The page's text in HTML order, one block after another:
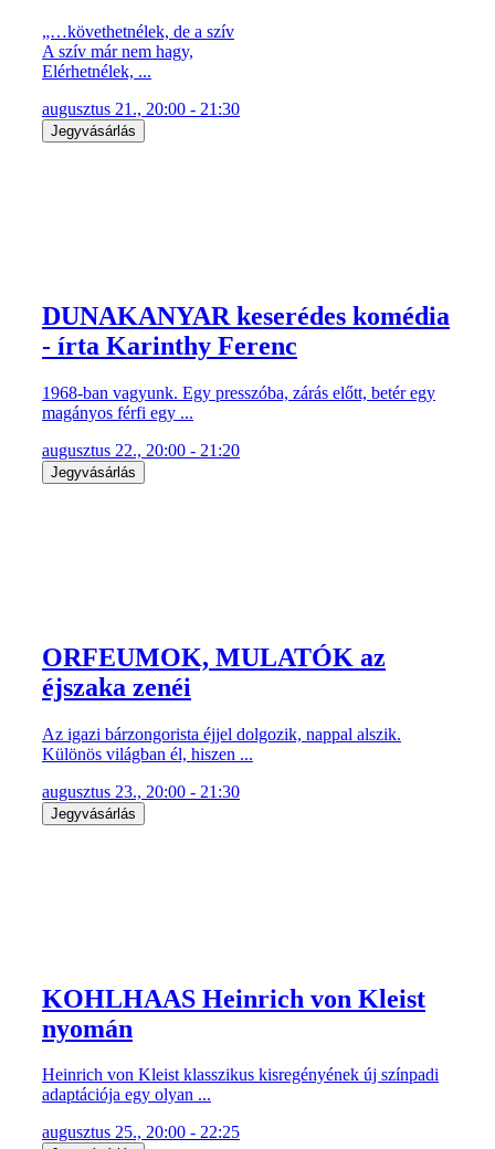
„…követhetnélek, de a szív
A szív már nem hagy,
Elérhetnélek, ...
augusztus 21., 20:00 - 21:30
Jegyvásárlás
DUNAKANYAR keserédes komédia
- írta Karinthy Ferenc
1968-ban vagyunk. Egy presszóba, zárás előtt, betér egy
magányos férfi egy ...
augusztus 22., 20:00 - 21:20
Jegyvásárlás
ORFEUMOK, MULATÓK az
éjszaka zenéi
Az igazi bárzongorista éjjel dolgozik, nappal alszik.
Különös világban él, hiszen ...
augusztus 23., 20:00 - 21:30
Jegyvásárlás
KOHLHAAS Heinrich von Kleist
nyomán
Heinrich von Kleist klasszikus kisregényének új színpadi
adaptációja egy olyan ...
augusztus 25., 20:00 - 22:25